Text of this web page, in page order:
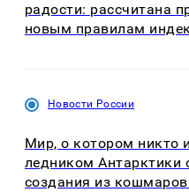
радости: рассчитана
новым правилам
Новости России
Мир, о котором никто
ледником
создания из кошмаров